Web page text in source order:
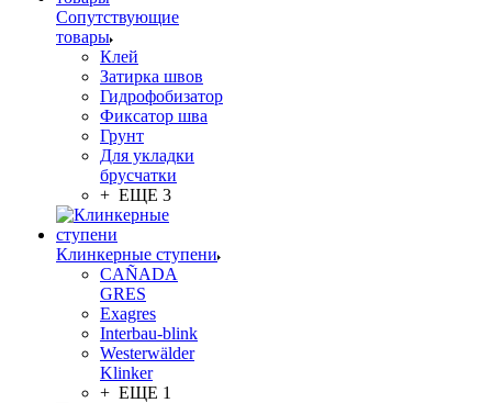
Сопутствующие
товары
Клей
Затирка швов
Гидрофобизатор
Фиксатор шва
Грунт
Для укладки
брусчатки
+ ЕЩЕ 3
Клинкерные ступени
CAÑADA
GRES
Exagres
Interbau-blink
Westerwälder
Klinker
+ ЕЩЕ 1